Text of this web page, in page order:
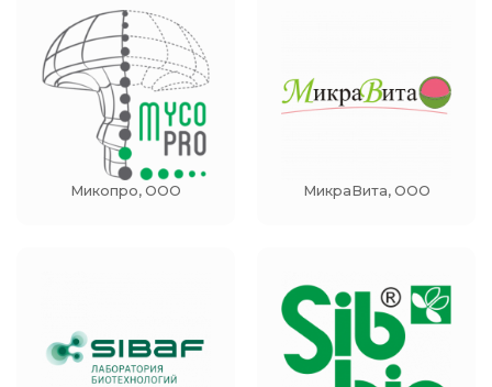
Микопро, ООО МикраВита, ООО